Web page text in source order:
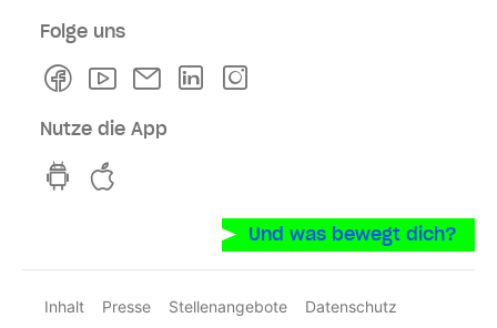
Folge uns
FacebookYoutubeNewsletterLinkedln
Nutze die App
hvv switch App auf GooglePlay
Und was bewegt dich?
Inhalt Presse Stellenangebote
Datenschutz